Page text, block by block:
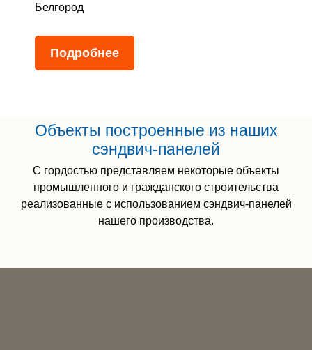
Белгород
Подробнее
Объекты построенные из наших
сэндвич-панелей
С гордостью представляем некоторые объекты
промышленного и гражданского строительства
реализованные с использованием сэндвич-панелей
нашего производства.